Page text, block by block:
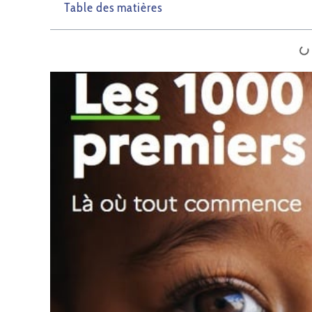
Table des matières